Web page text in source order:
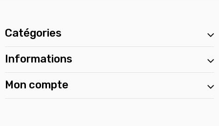
Catégories
Informations
Mon compte